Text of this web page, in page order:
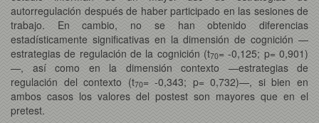
autorregulación después de haber participado en las sesiones de
trabajo. En cambio, no se han obtenido diferencias
estadísticamente significativas en la dimensión de cognición —
estrategias de regulación de la cognición (t70= -0,125; p= 0,901)
—, así como en la dimensión contexto —estrategias de
regulación del contexto (t70= -0,343; p= 0,732)—, si bien en
ambos casos los valores del postest son mayores que en el
pretest.